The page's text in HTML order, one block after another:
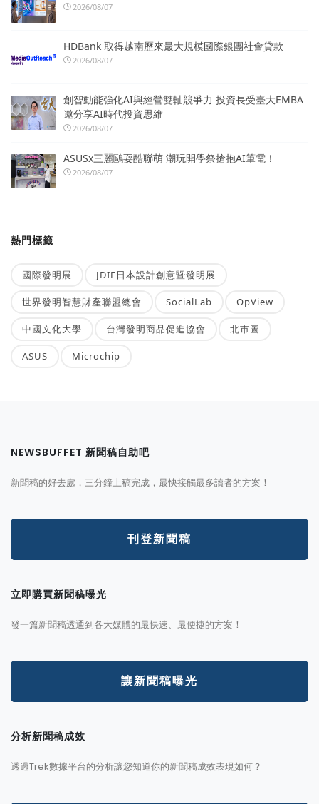
2026/08/07
HDBank 取得越南歷來最大規模國際銀團社會貸款
2026/08/07
創智動能強化AI與經營雙軸競爭力 投資長受臺大EMBA
邀分享AI時代投資思維
2026/08/07
ASUSx三麗鷗耍酷聯萌 潮玩開學祭搶抱AI筆電！
2026/08/07
熱門標籤
國際發明展 JDIE日本設計創意暨發明展
世界發明智慧財產聯盟總會 SocialLab OpView
中國文化大學 台灣發明商品促進協會 北市圖
ASUS Microchip
NEWSBUFFET 新聞稿自助吧
新聞稿的好去處，三分鐘上稿完成，最快接觸最多讀者的方案！
刊登新聞稿
立即購買新聞稿曝光
發一篇新聞稿透通到各大媒體的最快速、最便捷的方案！
讓新聞稿曝光
分析新聞稿成效
透過Trek數據平台的分析讓您知道你的新聞稿成效表現如何？